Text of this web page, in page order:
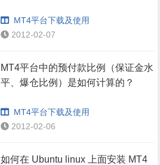
MT4平台下载及使用
2012-02-07
MT4平台中的预付款比例（保证金水
平、爆仓比例）是如何计算的？
MT4平台下载及使用
2012-02-06
如何在 Ubuntu linux 上面安装 MT4